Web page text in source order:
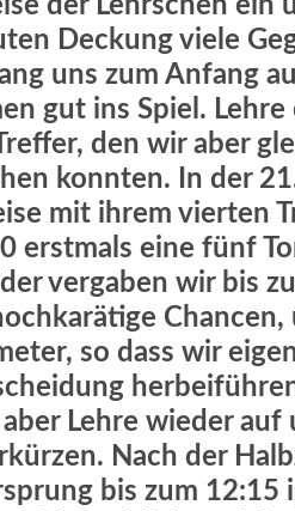
der Lehrschen ein
Deckung viele
uns zum Anfang
gut ins Spiel.
den wir aber
konnten. In der
mit ihrem vierten
erstmals eine fünf
vergaben wir bis
Chancen,
so dass wir
aber Lehre wieder
Nach der
bis zum 12:15